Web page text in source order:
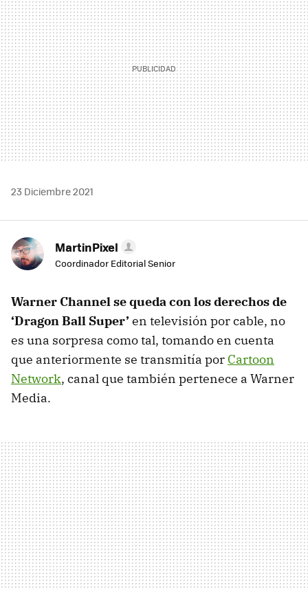
23 Diciembre 2021
MartinPixel
Coordinador Editorial Senior
Warner Channel se queda con los derechos de
‘Dragon Ball Super’ en televisión por cable, no
es una sorpresa como tal, tomando en cuenta
que anteriormente se transmitía por Cartoon
Network, canal que también pertenece a Warner
Media.